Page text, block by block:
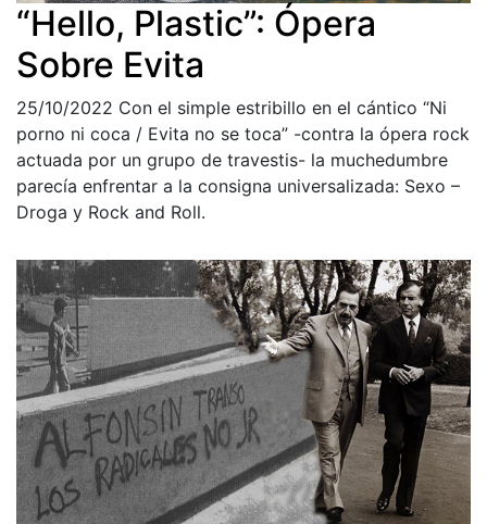
“Hello, Plastic”: Ópera
Sobre Evita
25/10/2022 Con el simple estribillo en el cántico “Ni
porno ni coca / Evita no se toca” -contra la ópera rock
actuada por un grupo de travestis- la muchedumbre
parecía enfrentar a la consigna universalizada: Sexo –
Droga y Rock and Roll.